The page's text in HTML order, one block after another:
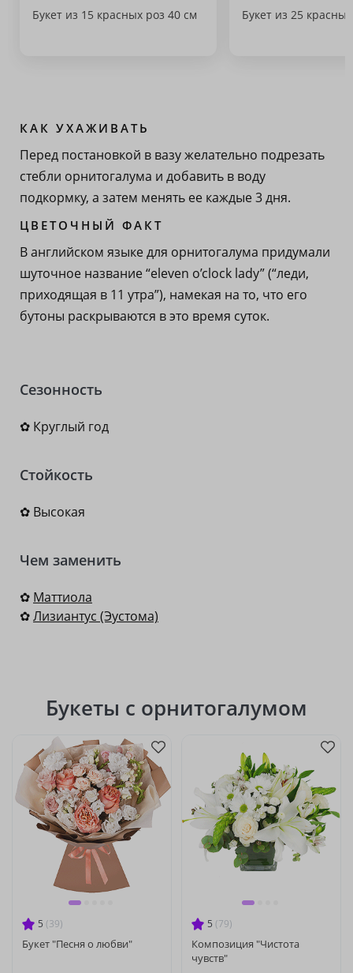
Букет из 15 красных роз 40 см Букет из 25
КАК УХАЖИВАТЬ
Перед постановкой в вазу желательно подрезать
стебли орнитогалума и добавить в воду
подкормку, а затем менять ее каждые 3 дня.
ЦВЕТОЧНЫЙ ФАКТ
В английском языке для орнитогалума придумали
шуточное название “eleven o’clock lady” (“леди,
приходящая в 11 утра”), намекая на то, что его
бутоны раскрываются в это время суток.
Сезонность
✿ Круглый год
Стойкость
✿ Высокая
Чем заменить
✿ Маттиола
✿Лизиантус (Эустома)
Букеты с орнитогалумом
5 (39)
Букет "Песня о любви"
5 (79)
Композиция "Чистота
чувств"